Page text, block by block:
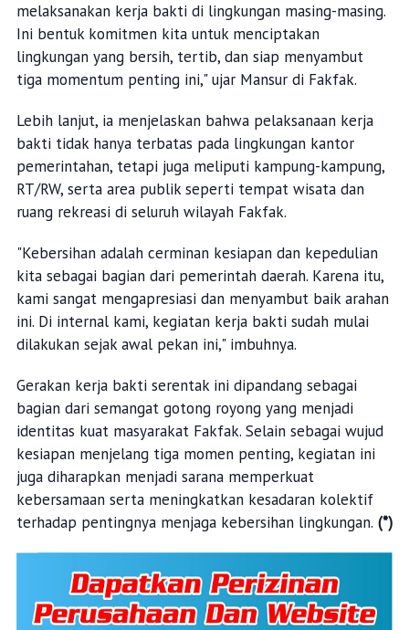
melaksanakan kerja bakti di lingkungan masing-masing.
Ini bentuk komitmen kita untuk menciptakan
lingkungan yang bersih, tertib, dan siap menyambut
tiga momentum penting ini," ujar Mansur di Fakfak.
Lebih lanjut, ia menjelaskan bahwa pelaksanaan kerja
bakti tidak hanya terbatas pada lingkungan kantor
pemerintahan, tetapi juga meliputi kampung-kampung,
RT/RW, serta area publik seperti tempat wisata dan
ruang rekreasi di seluruh wilayah Fakfak.
"Kebersihan adalah cerminan kesiapan dan kepedulian
kita sebagai bagian dari pemerintah daerah. Karena itu,
kami sangat mengapresiasi dan menyambut baik arahan
ini. Di internal kami, kegiatan kerja bakti sudah mulai
dilakukan sejak awal pekan ini," imbuhnya.
Gerakan kerja bakti serentak ini dipandang sebagai
bagian dari semangat gotong royong yang menjadi
identitas kuat masyarakat Fakfak. Selain sebagai wujud
kesiapan menjelang tiga momen penting, kegiatan ini
juga diharapkan menjadi sarana memperkuat
kebersamaan serta meningkatkan kesadaran kolektif
terhadap pentingnya menjaga kebersihan lingkungan. (*)